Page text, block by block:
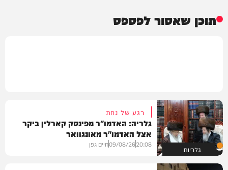
תוכן שאסור לפספס
גלריות
רגע של נחת
גלריה: האדמו"ר מפינסק קארלין ביקר
אצל האדמו"ר מאונגוואר
20:08
09/08/26חיים גפן